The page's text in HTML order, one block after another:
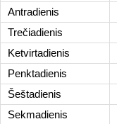
Antradienis
Trečiadienis
Ketvirtadienis
Penktadienis
Šeštadienis
Sekmadienis